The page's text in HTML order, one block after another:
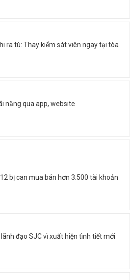
ra tù: Thay kiểm sát viên ngay tại tòa
nặng qua app, website
bị can mua bán hơn 3.500 tài khoản
đạo SJC vì xuất hiện tình tiết mới